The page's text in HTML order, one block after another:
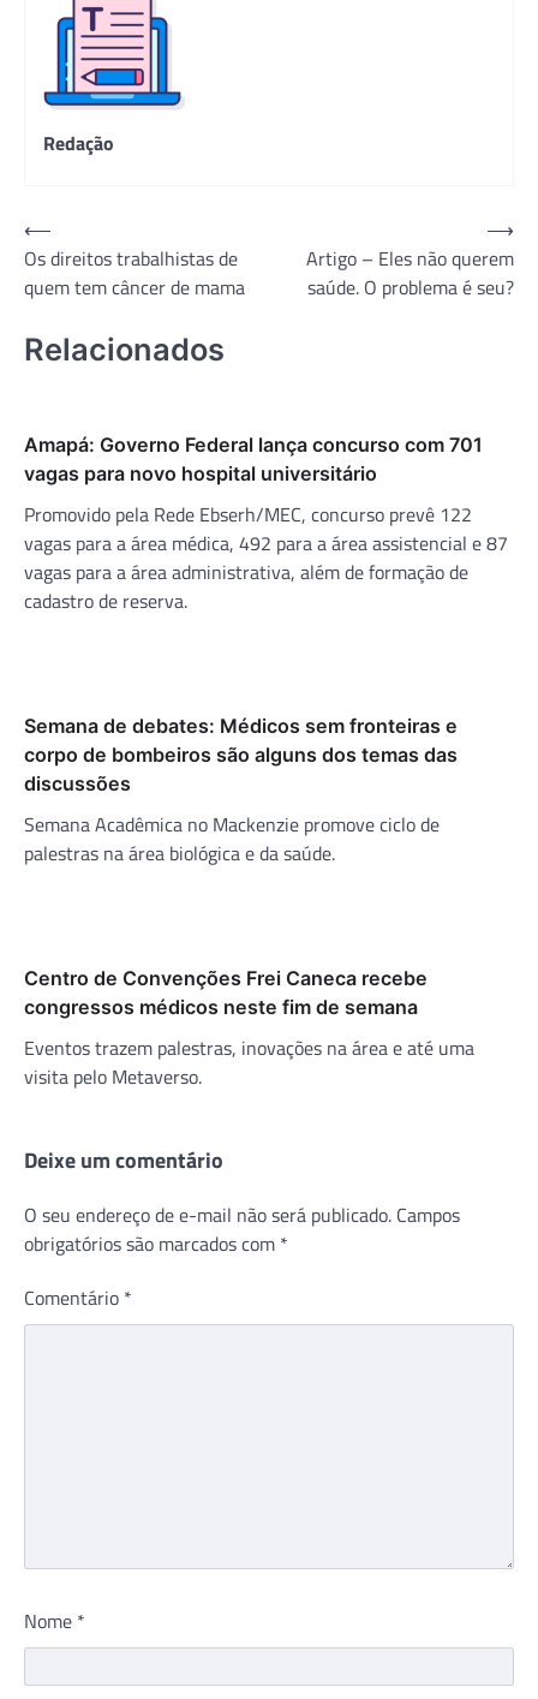
Redação
Navegação
de
Post
⟵
Os direitos trabalhistas de
quem tem câncer de mama
Artigo – Eles não querem
saúde. O problema é seu?
⟶
Relacionados
Amapá: Governo Federal lança concurso com 701
vagas para novo hospital universitário
Promovido pela Rede Ebserh/MEC, concurso prevê 122
vagas para a área médica, 492 para a área assistencial e 87
vagas para a área administrativa, além de formação de
cadastro de reserva.
Semana de debates: Médicos sem fronteiras e
corpo de bombeiros são alguns dos temas das
discussões
Semana Acadêmica no Mackenzie promove ciclo de
palestras na área biológica e da saúde.
Centro de Convenções Frei Caneca recebe
congressos médicos neste fim de semana
Eventos trazem palestras, inovações na área e até uma
visita pelo Metaverso.
Deixe um comentário
O seu endereço de e-mail não será publicado. Campos
obrigatórios são marcados com *
Comentário *
Nome *